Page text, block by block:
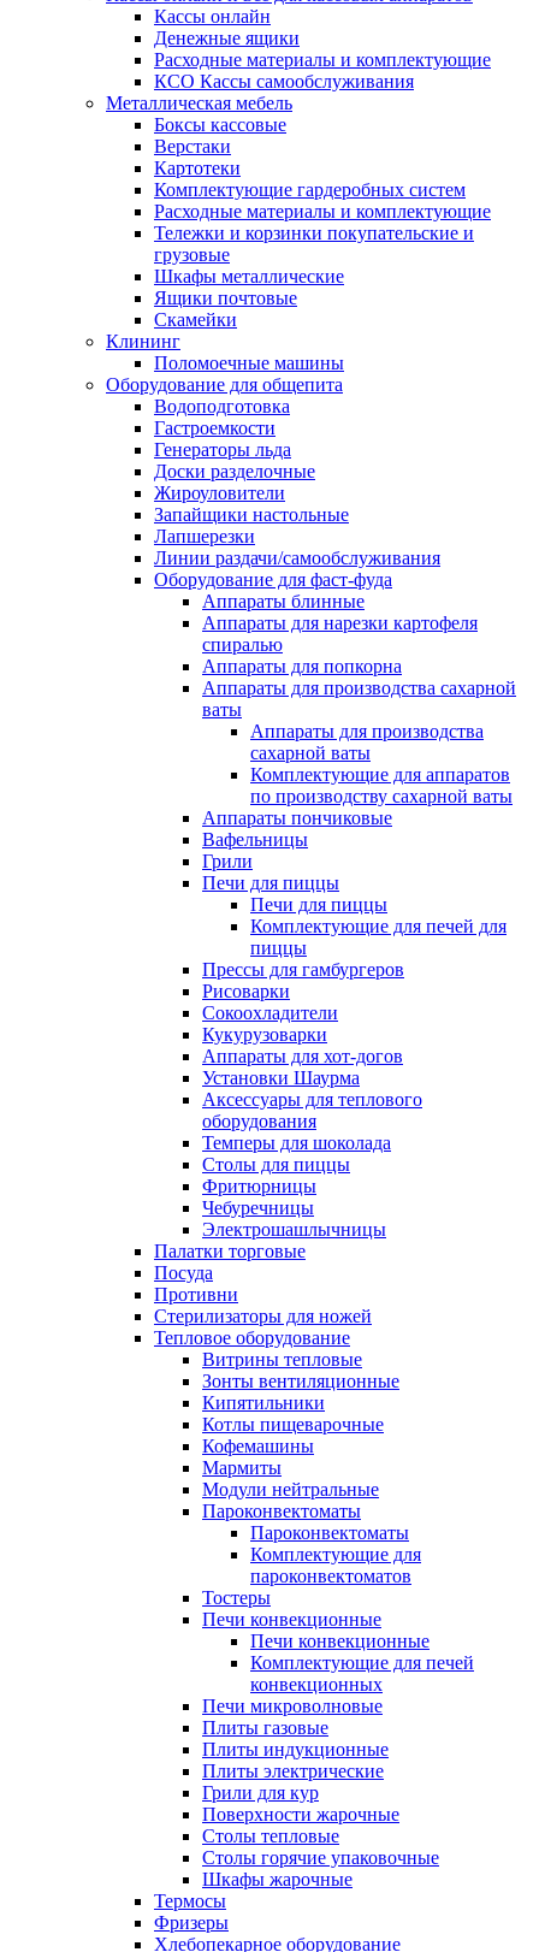
Кассы онлайн
Денежные ящики
Расходные материалы и комплектующие
КСО Кассы самообслуживания
Металлическая мебель
Боксы кассовые
Верстаки
Картотеки
Комплектующие гардеробных систем
Расходные материалы и комплектующие
Тележки и корзинки покупательские и
грузовые
Шкафы металлические
Ящики почтовые
Скамейки
Клининг
Поломоечные машины
Оборудование для общепита
Водоподготовка
Гастроемкости
Генераторы льда
Доски разделочные
Жироуловители
Запайщики настольные
Лапшерезки
Линии раздачи/самообслуживания
Оборудование для фаст-фуда
Аппараты блинные
Аппараты для нарезки картофеля
спиралью
Аппараты для попкорна
Аппараты для производства сахарной
ваты
Аппараты для производства
сахарной ваты
Комплектующие для аппаратов
по производству сахарной ваты
Аппараты пончиковые
Вафельницы
Грили
Печи для пиццы
Печи для пиццы
Комплектующие для печей для
пиццы
Прессы для гамбургеров
Рисоварки
Сокоохладители
Кукурузоварки
Аппараты для хот-догов
Установки Шаурма
Аксессуары для теплового
оборудования
Темперы для шоколада
Столы для пиццы
Фритюрницы
Чебуречницы
Электрошашлычницы
Палатки торговые
Посуда
Противни
Стерилизаторы для ножей
Тепловое оборудование
Витрины тепловые
Зонты вентиляционные
Кипятильники
Котлы пищеварочные
Кофемашины
Мармиты
Модули нейтральные
Пароконвектоматы
Пароконвектоматы
Комплектующие для
пароконвектоматов
Тостеры
Печи конвекционные
Печи конвекционные
Комплектующие для печей
конвекционных
Печи микроволновые
Плиты газовые
Плиты индукционные
Плиты электрические
Грили для кур
Поверхности жарочные
Столы тепловые
Столы горячие упаковочные
Шкафы жарочные
Термосы
Фризеры
Хлебопекарное оборудование